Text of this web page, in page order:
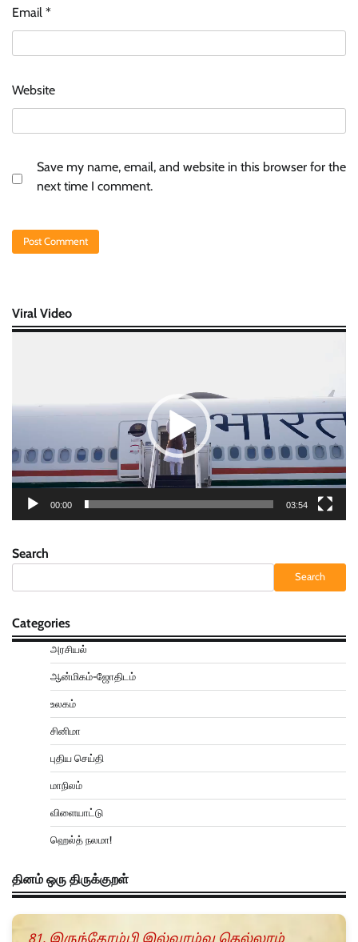
Email *
Website
Save my name, email, and website in this browser for the
next time I comment.
Viral Video
00:00 03:54
Search
Search
Categories
அரசியல்
ஆன்மிகம்-ஜோதிடம்
உலகம்
சினிமா
புதிய செய்தி
மாநிலம்
விளையாட்டு
ஹெல்த் நலமா!
தினம் ஒரு திருக்குறள்